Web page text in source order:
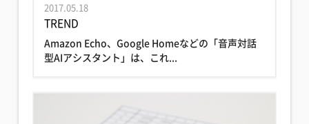
2017.05.18
TREND
Amazon Echo、Google Homeなどの「音声対話
型AIアシスタント」は、これ...